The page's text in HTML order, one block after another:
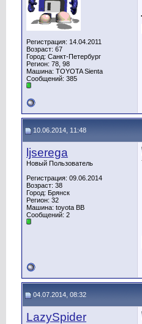
Регистрация: 14.04.2011
Возраст: 67
Город: Санкт-Петербург
Регион: 78, 98
Машина: TOYOTA Sienta
Сообщений: 385
10.06.2014, 11:48
ljserega
Новый Пользователь
Регистрация: 09.06.2014
Возраст: 38
Город: Брянск
Регион: 32
Машина: toyota BB
Сообщений: 2
04.07.2014, 08:32
LazySpider